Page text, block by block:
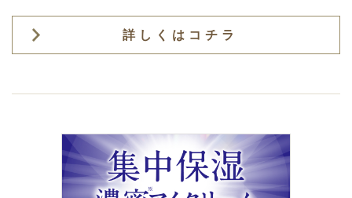
詳しくはコチラ